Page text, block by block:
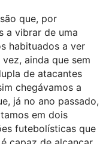
que, por
a vibrar de uma
habituados a ver
ainda que sem
de atacantes
chegávamos a
já no ano passado,
em dois
futebolísticas que